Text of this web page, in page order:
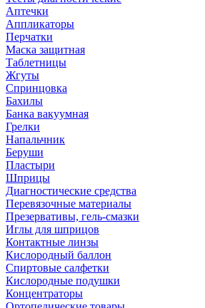
Аптечки
Аппликаторы
Перчатки
Маска защитная
Таблетницы
Жгуты
Спринцовка
Бахилы
Банка вакуумная
Грелки
Напальчник
Беруши
Пластыри
Шприцы
Диагностические средства
Перевязочные материалы
Презервативы, гель-смазки
Иглы для шприцов
Контактные линзы
Кислородный баллон
Спиртовые салфетки
Кислородные подушки
Концентраторы